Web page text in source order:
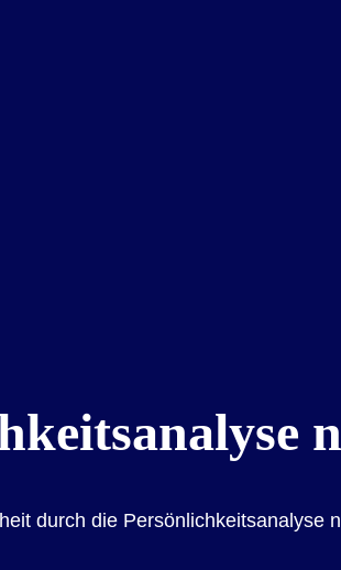
durch die Persönlichkeitsanalyse